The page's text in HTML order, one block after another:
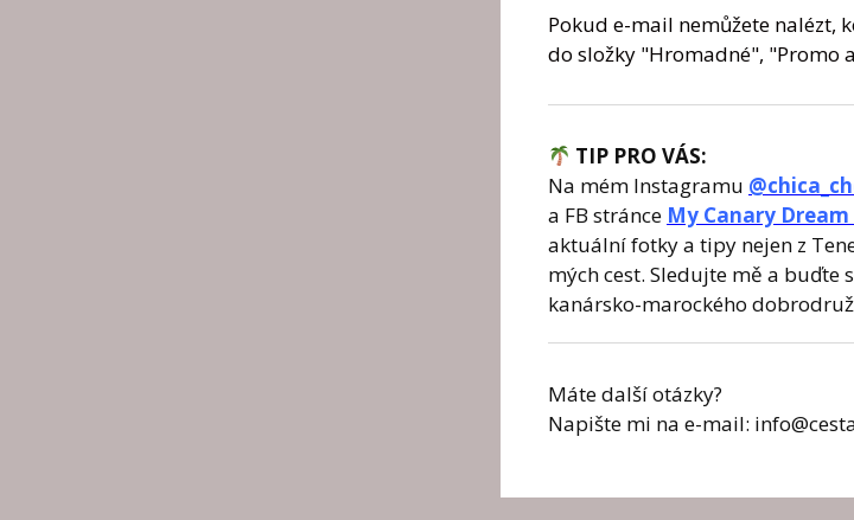
Pokud e-mail nemůžete nalézt,
do složky "Hromadné", "Promo
TIP PRO VÁS:
Na mém Instagramu
a FB stránce My Canary
aktuální fotky a tipy nejen z
mých cest. Sledujte mě a buďte
kanársko-marockého
Máte další otázky?
Napište mi na e-mail: